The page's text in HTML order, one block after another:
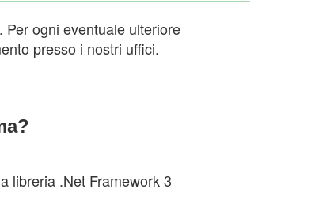
ogni eventuale ulteriore
presso i nostri uffici.
libreria .Net Framework 3